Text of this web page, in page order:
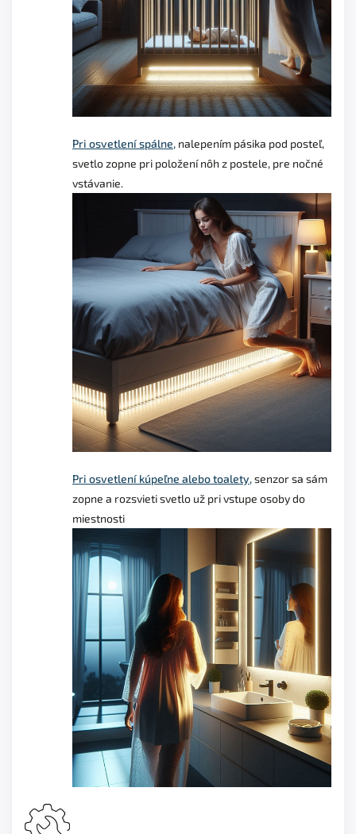
Pri osvetlení spálne, nalepením pásika pod posteľ,
svetlo zopne pri položení nôh z postele, pre nočné
vstávanie.
Pri osvetlení kúpeľne alebo toalety,senzor sa sám
zopne a rozsvieti svetlo už pri vstupe osoby do
miestnosti